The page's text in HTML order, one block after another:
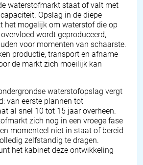
waterstofmarkt staat of valt met
Opslag in de diepe
het mogelijk om waterstof die op
wordt geproduceerd,
voor momenten van schaarste.
productie, transport en afname
de markt zich moeilijk kan
waterstofopslag vergt
van eerste plannen tot
al snel 10 tot 15 jaar overheen.
zich nog in een vroege fase
momenteel niet in staat of bereid
zelfstandig te dragen.
het kabinet deze ontwikkeling